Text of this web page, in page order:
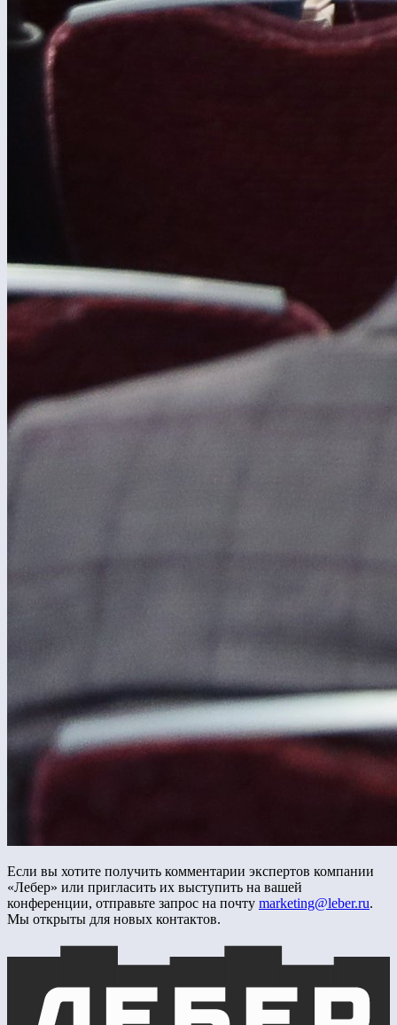
Если вы хотите получить комментарии экспертов компании
«Лебер» или пригласить их выступить на вашей
конференции, отправьте запрос на почту marketing@leber.ru.
Мы открыты для новых контактов.